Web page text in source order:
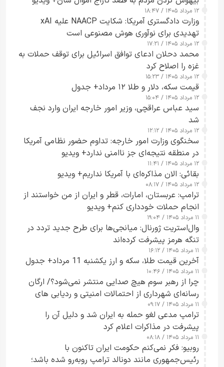
۱۲ مرداد ۱۴۰۵ / ۱۸:۴۷
وزارت دادگستری آمریکا: شکایت NAACP علیه xAI
تهدیدی برای نوآوری هوش مصنوعی است
۱۲ مرداد ۱۴۰۵ / ۱۷:۲۱
محمد دحلان ادعای توافق اسرائیل برای توقف حملات به
غزه را اصلاح کرد
۱۲ مرداد ۱۴۰۵ / ۱۵:۲۳
قیمت سکه، دلار و طلا ۱۲ مرداد+ جدول
۱۲ مرداد ۱۴۰۵ / ۱۵:۰۴
سید عباس عراقچی، وزیر امور خارجه ایران وارد نجف
شد
۱۲ مرداد ۱۴۰۵ / ۱۲:۱۲
سخنگوی وزارت امور خارجه: تداوم حضور نظامی آمریکا
در منطقه نتیجه‌ای جز ناامنی ندارد+ ویدیو
۱۲ مرداد ۱۴۰۵ / ۱۱:۴۱
بقائی: الان مذاکره‌ای با آمریکا نداریم+ ویدیو
۱۲ مرداد ۱۴۰۵ / ۰۸:۱۷
ترامپ: عربستان، امارات، قطر و ایران از من خواستند از
انجام حملات خودداری کنم+ ویدیو
۱۱ مرداد ۱۴۰۵ / ۱۹:۰۴
وال‌استریت ژورنال: میانجی‌ها برای طرح جدید تردد در
تنگه هرمز پیشرفت کرده‌اند
۱۱ مرداد ۱۴۰۵ / ۱۶:۱۲
آخرین قیمت طلا، سکه و ارز یکشنبه 11 مرداد+ جدول
۱۱ مرداد ۱۴۰۵ / ۱۰:۴۶
چرا از رهبر سوم هیچ صدایی منتشر نمی‌شود؟/ ارگان
رسانه‌ای شهرداری از احتمالات امنیتی و ردیابی های
جاسوسی گفت
۱۱ مرداد ۱۴۰۵ / ۰۹:۱۷
ترامپ مدعی لغو حمله به ایران شد و دلیل آن را
پیشرفت در مذاکرات اعلام کرد
۱۱ مرداد ۱۴۰۵ / ۰۸:۱۸
روبیو: فکر نمی‌کنم حکومت ایران تاکنون با
رئیس‌جمهوری مانند دونالد ترامپ روبه‌رو شده باشد؛